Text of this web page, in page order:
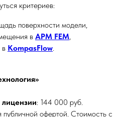
критериев:
поверхности модели,
в APM FEM,
в KompasFlow.
: 144 000 руб.
офертой. Стоимость с